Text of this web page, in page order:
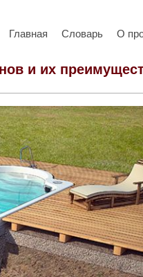
Главная Словарь О
и их